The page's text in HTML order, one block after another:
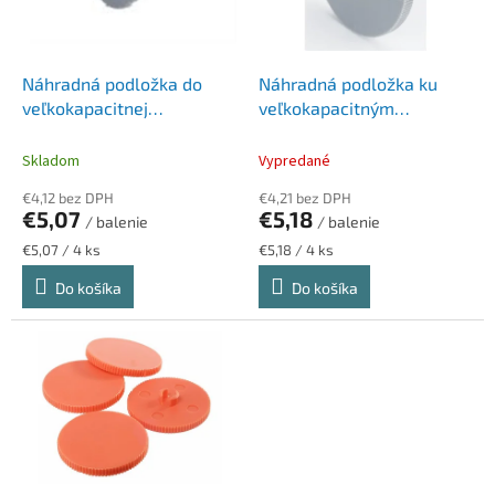
Náhradná podložka do
veľkokapacitnej
RAPESCO
Skladom
€4,12 bez DPH
€5,07 / balenie
Jednotková
cena:
€5,07 / 4 ks
Do košíka
Náhradná podložka ku
veľkokapacitným
a 2160, RAPESCO
Vypredané
€4,21 bez DPH
€5,18 / balenie
Jednotková
cena:
€5,18 / 4 ks
Do košíka